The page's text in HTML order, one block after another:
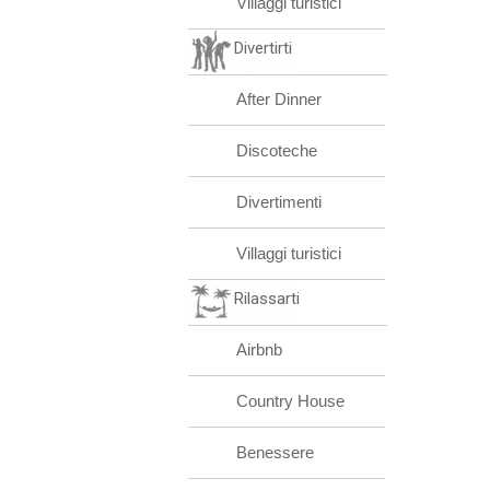
Divertirti
After Dinner
Discoteche
Divertimenti
Villaggi turistici
Rilassarti
Airbnb
Country House
Benessere